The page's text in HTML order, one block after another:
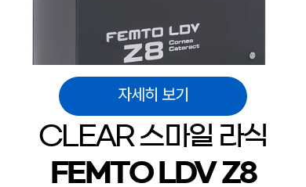
자세히 보기
CLEAR 스마일 라식
FEMTO LDV Z8